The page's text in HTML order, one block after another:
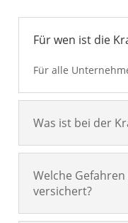
Für wen ist die
Für alle
Was ist bei der
Welche
versichert?